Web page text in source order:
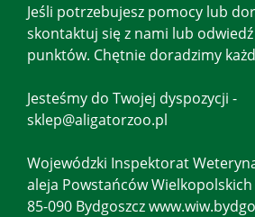
Jeśli potrzebujesz pomocy lub
skontaktuj się z nami lub
punktów. Chętnie doradzimy
Jesteśmy do Twojej dyspozycji -
sklep@aligatorzoo.pl
Wojewódzki Inspektorat
aleja Powstańców Wielkopolskich
85-090 Bydgoszcz